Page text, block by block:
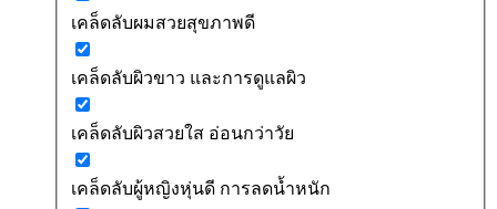
เคล็ดลับผมสวยสุขภาพดี
เคล็ดลับผิวขาว และการดูแลผิว
เคล็ดลับผิวสวยใส อ่อนกว่าวัย
เคล็ดลับผู้หญิงหุ่นดี การลดน้ำหนัก